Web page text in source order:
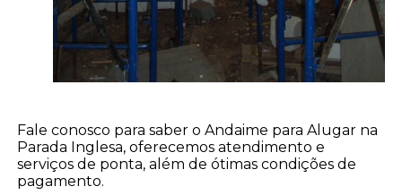
Fale conosco para saber o Andaime para Alugar na
Parada Inglesa, oferecemos atendimento e
serviços de ponta, além de ótimas condições de
pagamento.